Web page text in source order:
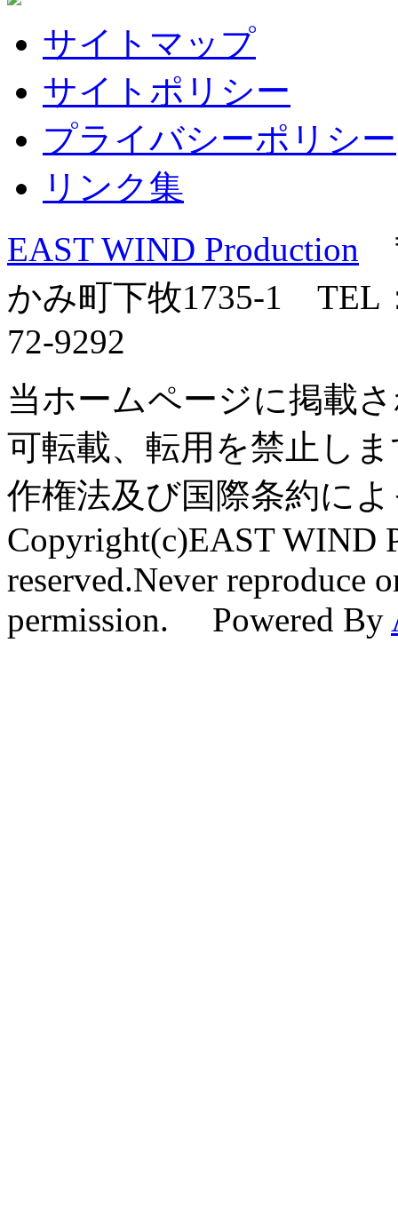
サイトマップ
サイトポリシー
プライバシーポリシー
リンク集
EAST WIND Production
かみ町下牧1735-1 TEL
72-9292
当ホームページに掲載
可転載、転用を禁止し
作権法及び国際条約に
Copyright(c)EAST WIND
reserved.Never reproduce
permission. Powered By